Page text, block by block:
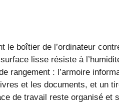
le boîtier de l’ordinateur
lisse résiste à
rangement : l’armoire
et les documents, et un
de travail reste organisé et